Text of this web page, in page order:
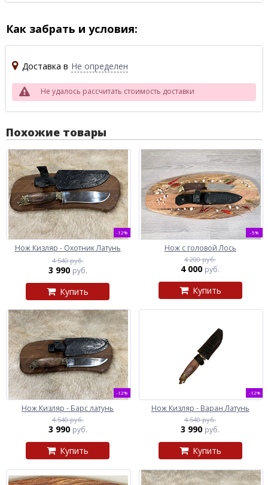
Как забрать и условия:
Доставка в Не определен
Не удалось рассчитать стоимость доставки
Похожие товары
-12%
Нож Кизляр - Охотник Латунь
4 540 руб.
3 990 руб.
Купить
-5%
Нож с головой Лось
4 200 руб.
4 000 руб.
Купить
-12%
Нож Кизляр - Барс латунь
4 540 руб.
3 990 руб.
Купить
-12%
Нож Кизляр - Варан Латунь
4 540 руб.
3 990 руб.
Купить